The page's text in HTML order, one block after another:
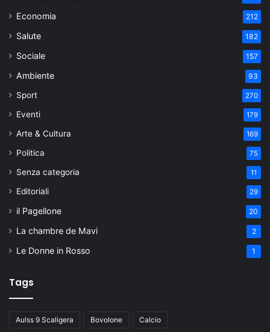
Economia 212
Salute 182
Sociale 157
Ambiente 93
Sport 270
Eventi 179
Arte & Cultura 169
Politica 75
Senza categoria 11
Editoriali 29
il Pagellone 20
La chambre de Mavi 2
Le Donne in Rosso 1
Tags
Aulss 9 Scaligera Bovolone Calcio